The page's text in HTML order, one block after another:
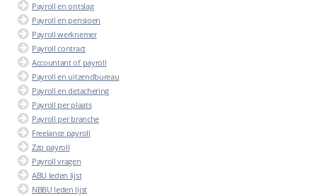
Payroll en ontslag
Payroll en pensioen
Payroll werknemer
Payroll contract
Accountant of payroll
Payroll en uitzendbureau
Payroll en detachering
Payroll per plaats
Payroll per branche
Freelance payroll
Zzp payroll
Payroll vragen
ABU leden lijst
NBBU leden lijst